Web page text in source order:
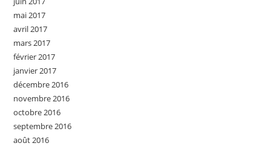
mai 2017
avril 2017
mars 2017
février 2017
janvier 2017
décembre 2016
novembre 2016
octobre 2016
septembre 2016
août 2016